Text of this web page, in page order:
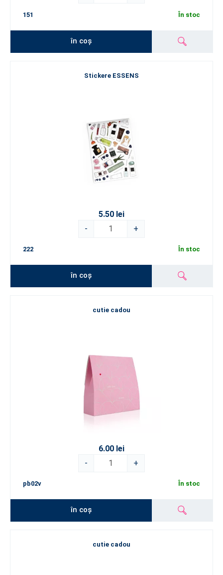
151 În stoc
în coș
Stickere ESSENS
5.50 lei
-
+
222 În stoc
în coș
cutie cadou
6.00 lei
-
+
pb02v În stoc
în coș
cutie cadou